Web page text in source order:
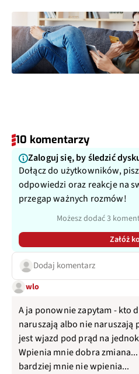
10 komentarzy
Zaloguj się, by śledzić
Dołącz do użytkowników,
odpowiedzi oraz reakcje na
przegap ważnych rozmów!
Możesz dodać 3
Załóż
Dodaj komentarz
wlo
A ja ponownie zapytam - kto
naruszają albo nie naruszają
jest wjazd pod prąd na
Wpienia mnie dobra
bardziej mnie nie wpienia...